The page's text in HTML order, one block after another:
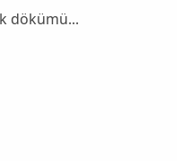
dökümü...